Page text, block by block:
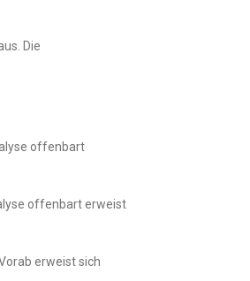
Die
offenbart
offenbart erweist
erweist sich